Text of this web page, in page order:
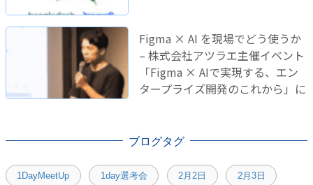
Figma × AI を現場でどう使うか
– 株式会社アツラエ主催イベント
「Figma × AIで実現する、エン
タープライズ開発のこれから」に
ブログタグ
1DayMeetUp 1day選考会 2月2日 2月3日